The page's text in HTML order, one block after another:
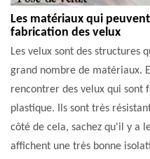
Les matériaux qui
fabrication des velux
Les velux sont des structures
grand nombre de matériaux.
rencontrer des velux qui sont
plastique. Ils sont très
côté de cela, sachez qu'il y a
affichent une très bonne